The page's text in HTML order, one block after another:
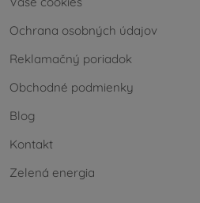
Ochrana osobných údajov
Reklamačný poriadok
Obchodné podmienky
Blog
Kontakt
Zelená energia